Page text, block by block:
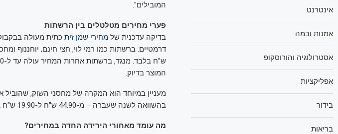
המובילים".
פערי מחירים מטלטלים בין הרשתות
בדיקה עדכנית של מחירי שמן זית
המוצר בדיוק.
בהשוואה לשנה שעברה – מ-44.90 ש"ח ל-19.90 ש"ח בלבד.
מה עומד מאחורי הירידה החדה במחירים?
אינטרנט
אמנות ובמה
אסטרולוגיה והורוסקופ
אפליקציות
בידור
בריאות